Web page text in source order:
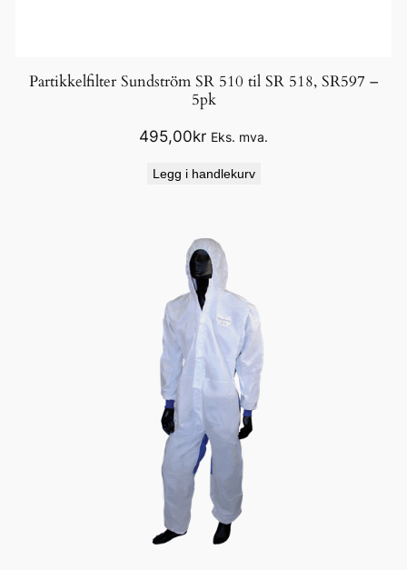
Partikkelfilter Sundström SR 510 til SR 518, SR597 –
5pk
495,00kr Eks. mva.
Legg i handlekurv